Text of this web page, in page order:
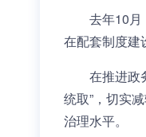
去年10
在配套制度建
在推进政
统取”，切实
治理水平。